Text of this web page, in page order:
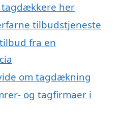
her
tilbudstjeneste
fra en
om tagdækning
og tagfirmaer i